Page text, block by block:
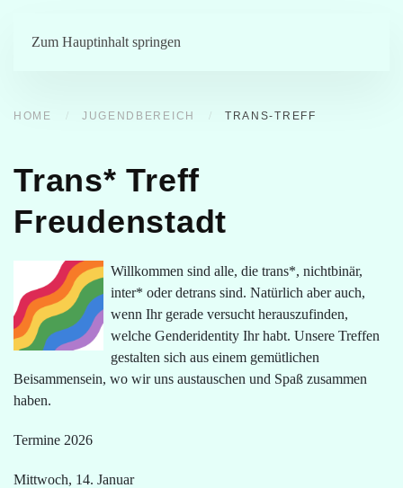
Zum Hauptinhalt springen
HOME JUGENDBEREICH TRANS-TREFF
Trans* Treff
Freudenstadt
Willkommen sind alle, die trans*, nichtbinär,
inter* oder detrans sind. Natürlich aber auch,
wenn Ihr gerade versucht herauszufinden,
welche Genderidentity Ihr habt. Unsere Treffen
gestalten sich aus einem gemütlichen
Beisammensein, wo wir uns austauschen und Spaß zusammen
haben.
Termine 2026
Mittwoch, 14. Januar